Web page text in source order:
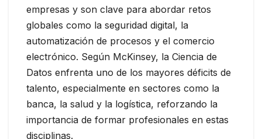
empresas y son clave para abordar retos
globales como la seguridad digital, la
automatización de procesos y el comercio
electrónico. Según McKinsey, la Ciencia de
Datos enfrenta uno de los mayores déficits de
talento, especialmente en sectores como la
banca, la salud y la logística, reforzando la
importancia de formar profesionales en estas
disciplinas.